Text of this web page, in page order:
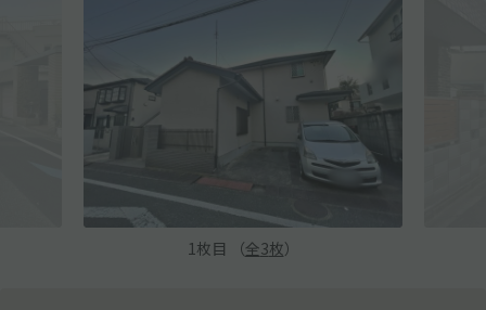
1 枚目 （全3枚）